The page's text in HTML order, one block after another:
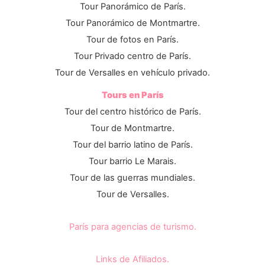
Tour Panorámico de París.
Tour Panorámico de Montmartre.
Tour de fotos en París.
Tour Privado centro de París.
Tour de Versalles en vehículo privado.
Tours en París
Tour del centro histórico de París.
Tour de Montmartre.
Tour del barrio latino de París.
Tour barrio Le Marais.
Tour de las guerras mundiales.
Tour de Versalles.
París para agencias de turismo.
Links de Afiliados.